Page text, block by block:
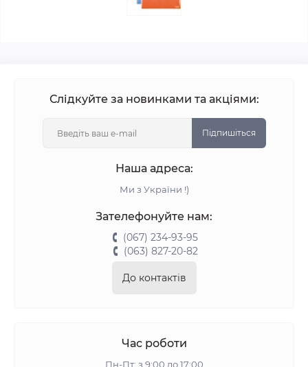
Слідкуйте за новинками та акціями:
Підпишіться
Наша адреса:
Ми з України !)
Зателефонуйте нам:
(067) 234-93-95
(063) 827-20-82
До контактів
Час роботи
Пн-Пт: з 9:00 до 17:00